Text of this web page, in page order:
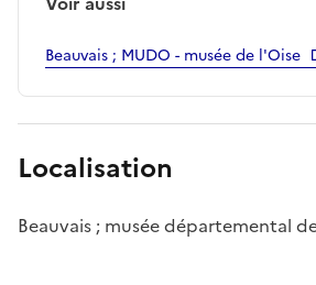
Beauvais ; MUDO - musée de l'Oise
Localisation
Beauvais ; musée départemental